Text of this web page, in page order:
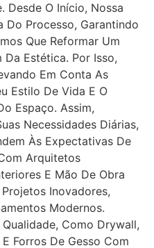
Desde O Início, Nossa
Do Processo, Garantindo
Que Reformar Um
Estética. Por Isso,
Em Conta As
Estilo De Vida E O
Espaço. Assim,
Necessidades Diárias,
Às Expectativas De
Arquitetos
E Mão De Obra
Inovadores,
Modernos.
Como Drywall,
Forros De Gesso Com